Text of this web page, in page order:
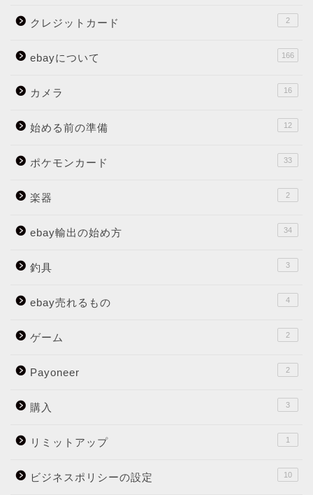
クレジットカード 2
ebayについて 166
カメラ 16
始める前の準備 12
ポケモンカード 33
楽器 2
ebay輸出の始め方 34
釣具 3
ebay売れるもの 4
ゲーム 2
Payoneer 2
購入 3
リミットアップ 1
ビジネスポリシーの設定 10